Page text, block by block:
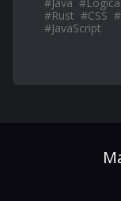
#Rust #CSS #
#JavaScript